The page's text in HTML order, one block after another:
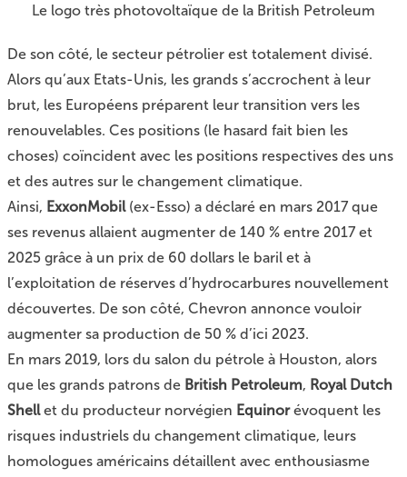
Le logo très photovoltaïque de la British Petroleum
De son côté, le secteur pétrolier est totalement divisé.
Alors qu’aux Etats-Unis, les grands s’accrochent à leur
brut, les Européens préparent leur transition vers les
renouvelables. Ces positions (le hasard fait bien les
choses) coïncident avec les positions respectives des uns
et des autres sur le changement climatique.
Ainsi, ExxonMobil(ex-Esso) a déclaré en mars 2017 que
ses revenus allaient augmenter de 140 % entre 2017 et
2025 grâce à un prix de 60 dollars le baril et à
l’exploitation de réserves d’hydrocarbures nouvellement
découvertes. De son côté, Chevron annonce vouloir
augmenter sa production de 50 % d’ici 2023.
En mars 2019, lors du salon du pétrole à Houston, alors
que les grands patrons de British Petroleum, Royal Dutch
Shellet du producteur norvégien Equinorévoquent les
risques industriels du changement climatique, leurs
homologues américains détaillent avec enthousiasme